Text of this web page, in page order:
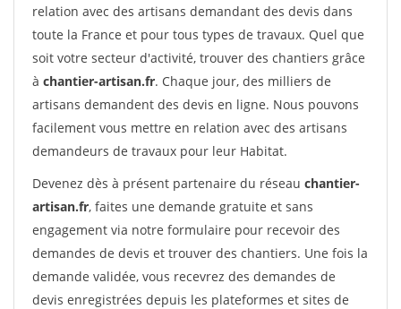
relation avec des artisans demandant des devis dans
toute la France et pour tous types de travaux. Quel que
soit votre secteur d'activité, trouver des chantiers grâce
à chantier-artisan.fr. Chaque jour, des milliers de
artisans demandent des devis en ligne. Nous pouvons
facilement vous mettre en relation avec des artisans
demandeurs de travaux pour leur Habitat.
Devenez dès à présent partenaire du réseau chantier-
artisan.fr, faites une demande gratuite et sans
engagement via notre formulaire pour recevoir des
demandes de devis et trouver des chantiers. Une fois la
demande validée, vous recevrez des demandes de
devis enregistrées depuis les plateformes et sites de